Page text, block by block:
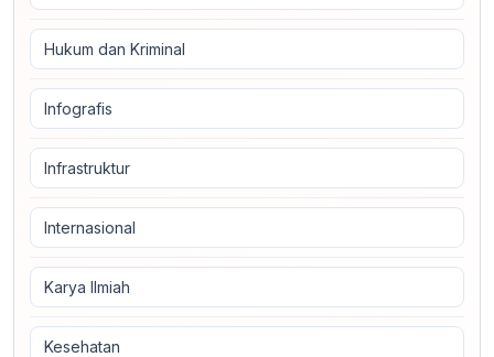
Hukum dan Kriminal
Infografis
Infrastruktur
Internasional
Karya Ilmiah
Kesehatan